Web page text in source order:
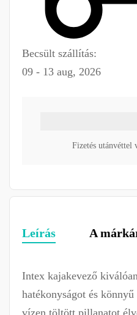
Becsült szállítás:
09 - 13 aug, 2026
Fizetés utánvéttel
Leírás A
Intex kajakevező
hatékonyságot és
vízen töltött pillanatot